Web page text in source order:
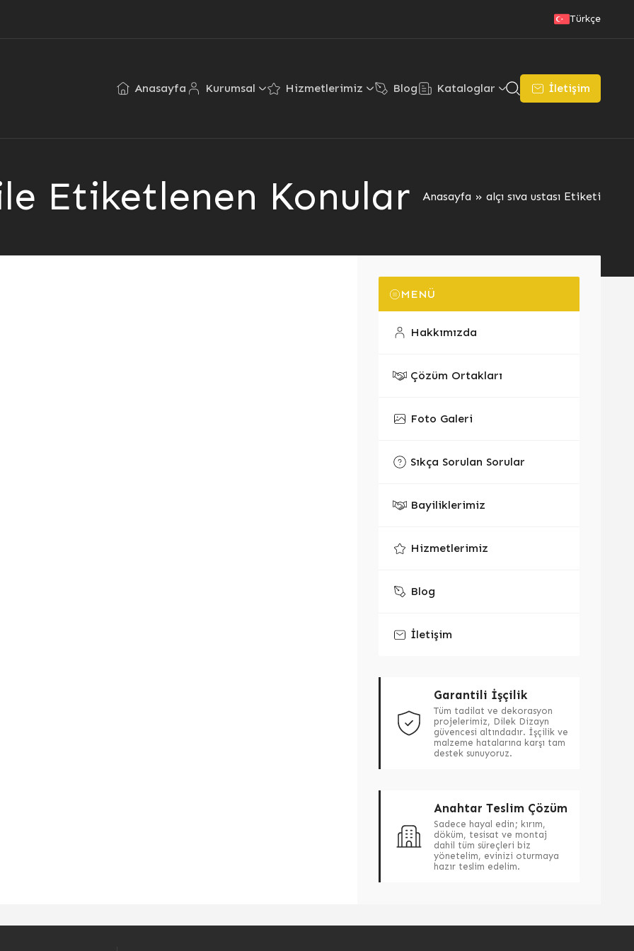
Türkçe
Anasayfa Kurumsal Hizmetlerimiz Blog Kataloglar İletişim
ile Etiketlenen Konular Anasayfa » alçı sıva ustası Etiketi
MENÜ
Hakkımızda
Çözüm Ortakları
Foto Galeri
Sıkça Sorulan Sorular
Bayiliklerimiz
Hizmetlerimiz
Blog
İletişim
Garantili İşçilik
Tüm tadilat ve dekorasyon
projelerimiz, Dilek Dizayn
güvencesi altındadır. İşçilik ve
malzeme hatalarına karşı tam
destek sunuyoruz.
Anahtar Teslim Çözüm
Sadece hayal edin; kırım,
döküm, tesisat ve montaj
dahil tüm süreçleri biz
yönetelim, evinizi oturmaya
hazır teslim edelim.